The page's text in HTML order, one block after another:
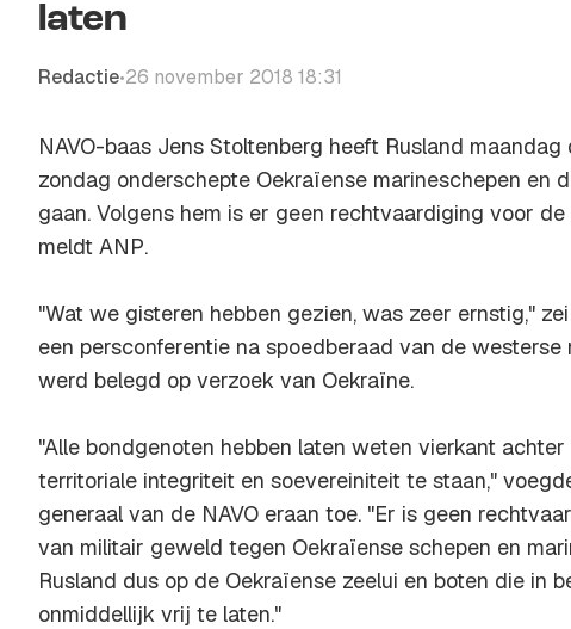
laten
Redactie•26 november 2018 18:31
NAVO-baas Jens Stoltenberg heeft Rusland
zondag onderschepte Oekraïense marineschepen en
gaan. Volgens hem is er geen rechtvaardiging voor
meldt ANP.
"Wat we gisteren hebben gezien, was zeer ernstig,"
een persconferentie na spoedberaad van de westerse
werd belegd op verzoek van Oekraïne.
"Alle bondgenoten hebben laten weten vierkant
territoriale integriteit en soevereiniteit te staan,"
generaal van de NAVO eraan toe. "Er is geen
van militair geweld tegen Oekraïense schepen en
Rusland dus op de Oekraïense zeelui en boten die in
onmiddellijk vrij te laten."